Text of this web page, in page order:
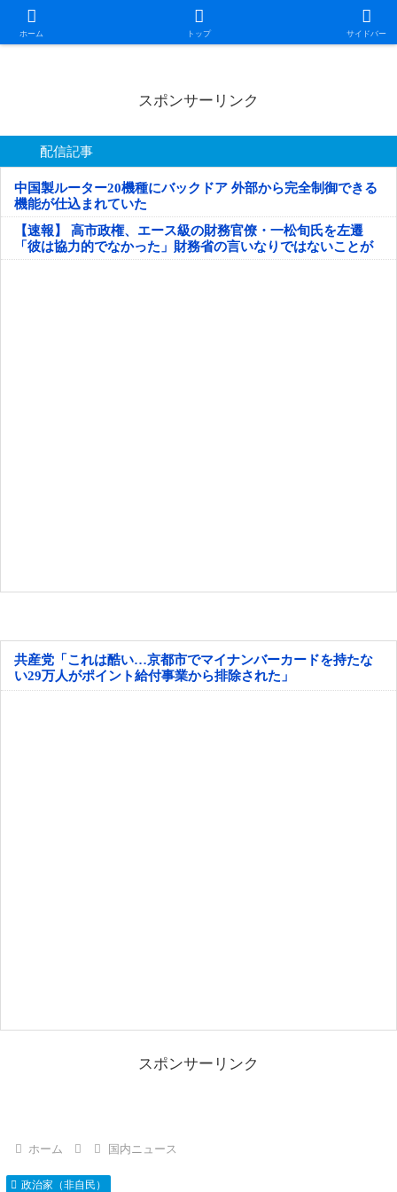
ホーム トップ サイドバー
日本第一！ニュース録
スポンサーリンク
配信記事
中国製ルーター20機種にバックドア 外部から完全制御できる
機能が仕込まれていた
【速報】 高市政権、エース級の財務官僚・一松旬氏を左遷
「彼は協力的でなかった」財務省の言いなりではないことが
判明
共産党「これは酷い…京都市でマイナンバーカードを持たな
い29万人がポイント給付事業から排除された」
スポンサーリンク
ホーム 国内ニュース
政治家（非自民）